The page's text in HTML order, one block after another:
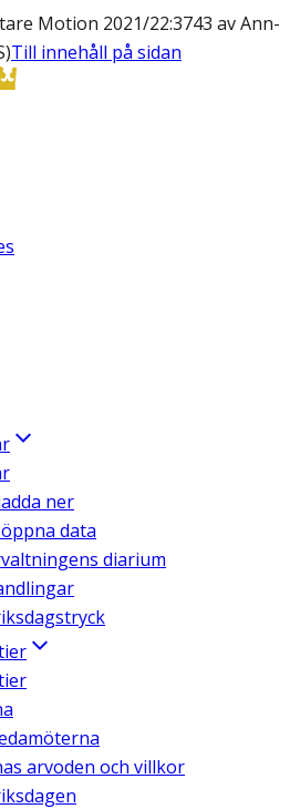
Motion 2021/22:3743 av Ann-
Till innehåll på sidan
ner
data
diarium
arvoden och villkor